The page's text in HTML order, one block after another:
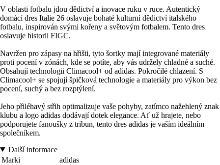
V oblasti fotbalu jdou dědictví a inovace ruku v ruce. Autentický
domácí dres Italie 26 oslavuje bohaté kulturní dědictví italského
fotbalu, inspirován svými kořeny a světovým fotbalem. Tento dres
oslavuje historii FIGC.
Navržen pro zápasy na hřišti, tyto šortky mají integrované materiály
proti pocení v zónách, kde se potíte, aby vás udržely chladné a suché.
Obsahují technologii Climacool+ od adidas. Pokročilé chlazení. S
Climacool+ se spojují špičková technologie a materiály pro výkon bez
pocení, suchý a bez rozptýlení.
Jeho přiléhavý střih optimalizuje vaše pohyby, zatímco nažehlený znak
klubu a logo adidas dodávají dotek elegance. Ať už hrajete, nebo
podporujete fanoušky z tribun, tento dres adidas je vaším ideálním
společníkem.
Další informace
Marki
adidas